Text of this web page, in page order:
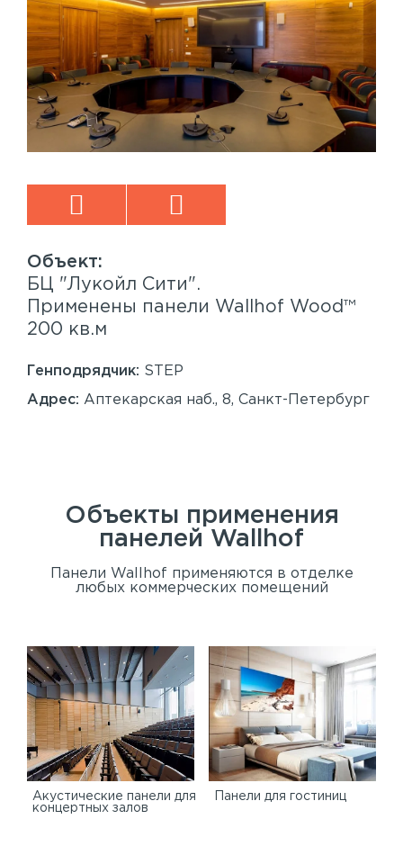
БЦ "Лукойл Сити".
Применены панели Wallhof Wood™
200 кв.м
Генподрядчик: STEP
Адрес: Аптекарская наб., 8, Санкт-Петербург
Объекты применения
панелей Wallhof
Панели Wallhof применяются в отделке
любых коммерческих помещений
Акустические панели для
концертных залов
Панели для гостиниц